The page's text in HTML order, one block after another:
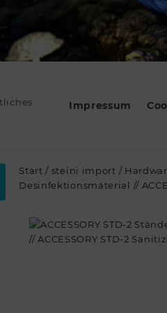
Impressum
Start / steini import /
Desinfektionsmaterial //